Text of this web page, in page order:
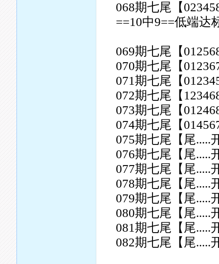
068期七尾【
==10中9==低端达
069期七尾【
070期七尾【
071期七尾【
072期七尾【
073期七尾【
074期七尾【
075期七尾【尾.....
076期七尾【尾.....
077期七尾【尾.....
078期七尾【尾.....
079期七尾【尾.....
080期七尾【尾.....
081期七尾【尾.....
082期七尾【尾.....